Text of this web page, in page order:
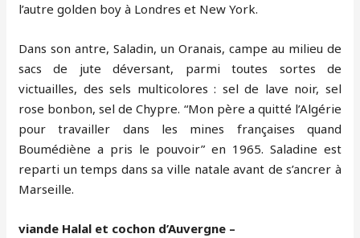
l’autre golden boy à Londres et New York.
Dans son antre, Saladin, un Oranais, campe au milieu de
sacs de jute déversant, parmi toutes sortes de
victuailles, des sels multicolores : sel de lave noir, sel
rose bonbon, sel de Chypre. “Mon père a quitté l’Algérie
pour travailler dans les mines françaises quand
Boumédiène a pris le pouvoir” en 1965. Saladine est
reparti un temps dans sa ville natale avant de s’ancrer à
Marseille.
viande Halal et cochon d’Auvergne –